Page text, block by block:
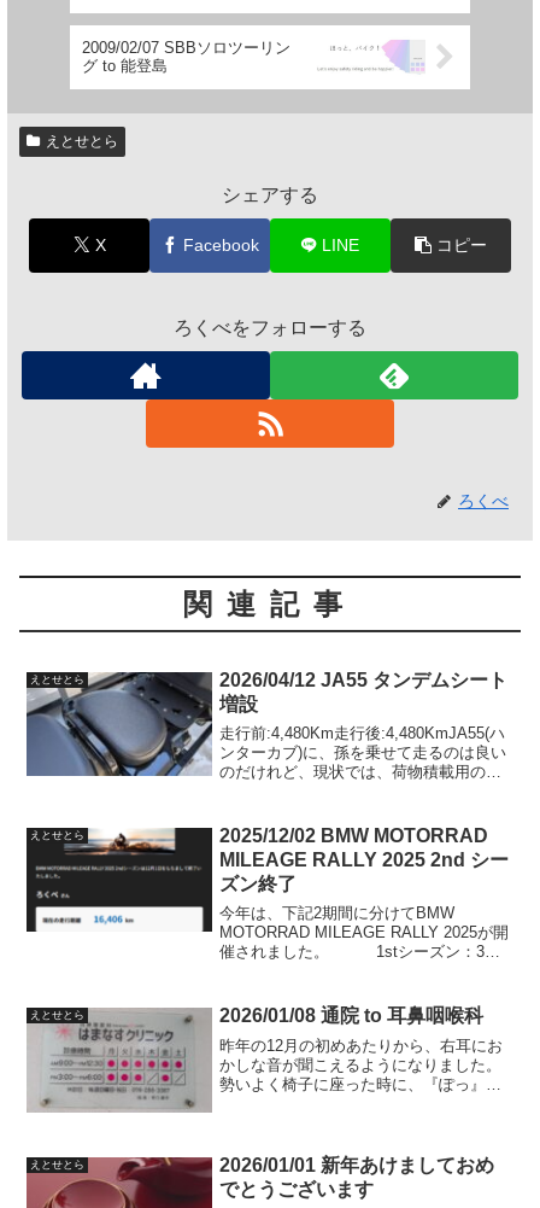
2009/02/07 SBBソロツーリン
グ to 能登島
えとせとら
シェアする
X Facebook LINE コピー
ろくべをフォローする
ろくべ
関連記事
えとせとら
2026/04/12 JA55 タンデムシート
増設
走行前:4,480Km走行後:4,480KmJA55(ハ
ンターカブ)に、孫を乗せて走るのは良い
のだけれど、現状では、荷物積載用の鉄
増設しました。そして、にっぽん応援ツ
ー...
えとせとら
2025/12/02 BMW MOTORRAD
MILEAGE RALLY 2025 2nd シー
ズン終了
今年は、下記2期間に分けてBMW
MOTORRAD MILEAGE RALLY 2025が開
催されました。 1stシーズン：3月
事にも書きまし...
えとせとら 2026/01/08 通院 to 耳鼻咽喉科
昨年の12月の初めあたりから、右耳にお
かしな音が聞こえるようになりました。
勢いよく椅子に座った時に、『ぽっ』と
えにくくなってるわ...
えとせとら
2026/01/01 新年あけましておめ
でとうございます